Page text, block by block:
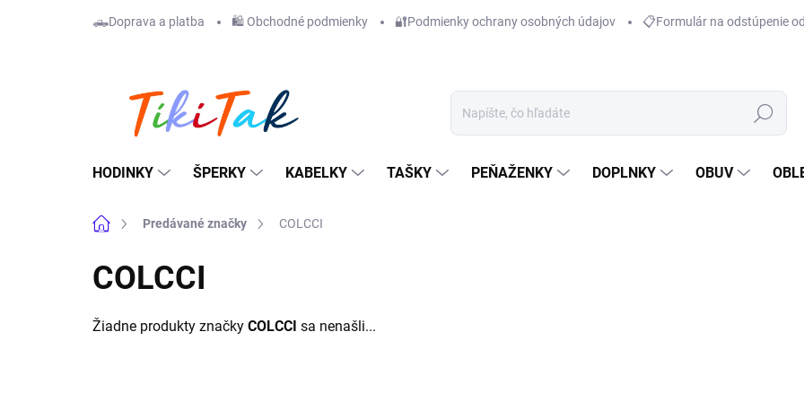
🛻Doprava a platba 🛍️ Obchodné podmienky 🔐Podmienky ochrany osobných údajov 📋Formulár na odstúpenie od
Hľadať
HODINKY ŠPERKY KABELKY TAŠKY PEŇAŽENKY DOPLNKY OBUV
DomovPredávané značky COLCCI
COLCCI
Žiadne produkty značky COLCCI sa nenašli...